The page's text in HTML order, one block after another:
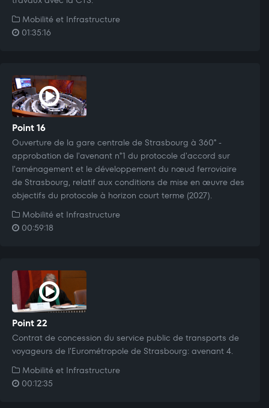
Mobilité et Infrastructure
01:35:16
Point 16
Ouverture de la gare centrale de Strasbourg à 360° -
approbation de l'avenant n°1 du protocole d'accord sur
l'aménagement et le développement du nœud ferroviaire
de Strasbourg, relatif aux conditions de mise en œuvre des
objectifs du protocole à horizon court terme (2027).
Mobilité et Infrastructure
00:59:18
Point 22
Contrat de concession du service public de transports de
voyageurs de l'Eurométropole de Strasbourg: avenant 4.
Mobilité et Infrastructure
00:12:35